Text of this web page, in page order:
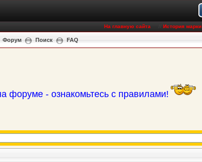
На главную сайта История марки
Форум Поиск FAQ
форуме - ознакомьтесь с правилами!